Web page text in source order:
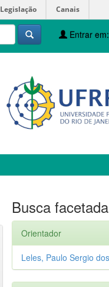
Legislação Canais
Entrar em:
Busca facetada
Orientador
Leles, Paulo Sergio